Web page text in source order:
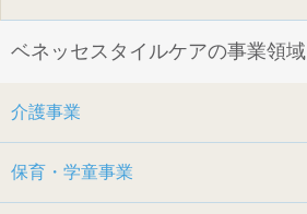
ベネッセスタイルケアの事業領域
介護事業
保育・学童事業